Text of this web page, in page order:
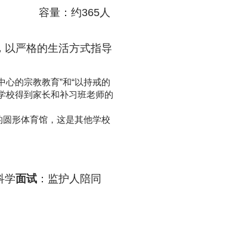
容量：约365人
以严格的生活方式指导
的宗教教育”和“以持戒的
校得到家长和补习班老师的
形体育馆，这是其他学校
学面试 ：监护人陪同